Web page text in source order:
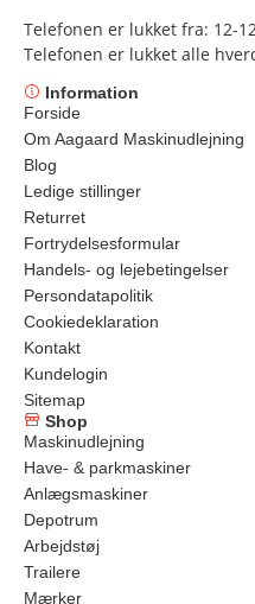
Telefonen er lukket fra: 12-
Telefonen er lukket alle
Information
Forside
Om Aagaard Maskinudlejning
Blog
Ledige stillinger
Returret
Fortrydelsesformular
Handels- og lejebetingelser
Persondatapolitik
Cookiedeklaration
Kontakt
Kundelogin
Sitemap
Shop
Maskinudlejning
Have- & parkmaskiner
Anlægsmaskiner
Depotrum
Arbejdstøj
Trailere
Mærker